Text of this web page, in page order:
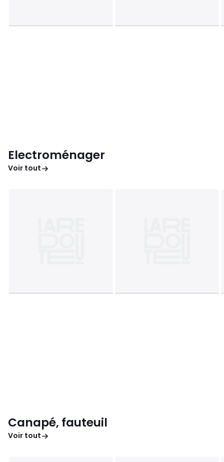
Electroménager
Voir tout
Canapé, fauteuil
Voir tout